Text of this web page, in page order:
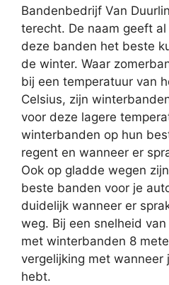
Bandenbedrijf Van
terecht. De naam geeft
deze banden het beste
de winter. Waar
bij een temperatuur van
Celsius, zijn
voor deze lagere
winterbanden op hun
regent en wanneer er
Ook op gladde wegen
beste banden voor je
duidelijk wanneer er
weg. Bij een snelheid
met winterbanden 8
vergelijking met
hebt.